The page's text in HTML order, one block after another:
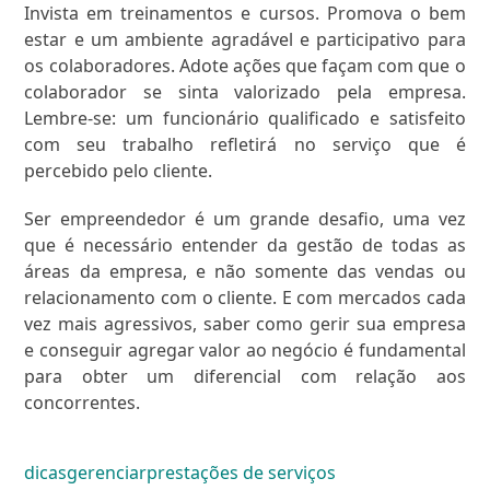
Invista em treinamentos e cursos. Promova o bem
estar e um ambiente agradável e participativo para
os colaboradores. Adote ações que façam com que o
colaborador se sinta valorizado pela empresa.
Lembre-se: um funcionário qualificado e satisfeito
com seu trabalho refletirá no serviço que é
percebido pelo cliente.
Ser empreendedor é um grande desafio, uma vez
que é necessário entender da gestão de todas as
áreas da empresa, e não somente das vendas ou
relacionamento com o cliente. E com mercados cada
vez mais agressivos, saber como gerir sua empresa
e conseguir agregar valor ao negócio é fundamental
para obter um diferencial com relação aos
concorrentes.
dicasgerenciarprestações de serviços